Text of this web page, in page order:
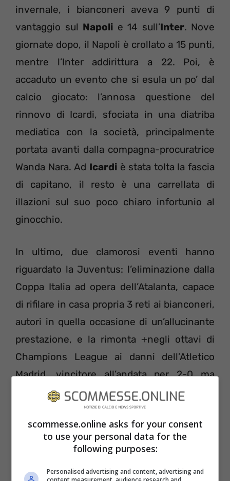
invernale, i bianconeri aveva 9 punti di
vantaggio sul Napoli e 14 sull’Inter. Nove
giornate dopo, il Napoli è crollato a 15 punti,
mentre l’Inter addirittura a 22. Poi, è
accaduto un evento che si esula un po’ dal
calcio giocato: l’annosa questione del
rinnovo di Icardi, sfociata in una diatriba
mediatica con la società, principalmente
portata avanti dalla compagna-procuratrice
Wanda Nara. Ad Icardiè stata tolta la fascia
di capitano, il resto è una carrellata di
illazioni sul suo poco chiaro infortunio al
ginocchio.
In ultimo, due clamorosi eventi hanno
riguardato la Juventus: l’eliminazione dalla
Coppa Italia ad opera dell’Atalanta, capace
di rifilare in casa propria 3 reti ai bianconeri,
autori in quella occasione di un’allucinante
prestazione, e la rimonta +negli ottavi di
Champions League ai danni dell’Atletico
Madrid, vincitore all’andata per 2-0 ma
sconfitto 3-0 a Torino per colpa di un super
Cristiano Ronaldoe di una fantastica
prestazione del collettivo bianconero.
scommesse.online asks for your consent
to use your personal data for the
following purposes:
Personalised advertising and content, advertising and